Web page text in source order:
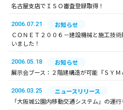
名古屋支店でＩＳＯ審査登録取得！
2006.07.21
お知らせ
ＣＯＮＥＴ２００６－建設機械と施工技
いました！
2006.05.18
お知らせ
展示会ブース：２階建構造が可能『ＳＹＭ
2006.03.25
ニュースリリース
「大阪城公園内移動交通システム」の運